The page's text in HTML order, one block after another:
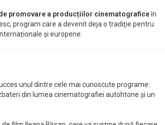
promovare a producțiilor cinematograficeîn
program care a devenit deja o tradiție pentru
și europene.
unul dintre cele mai cunoscute programe:
din lumea cinematografiei autohtone și un